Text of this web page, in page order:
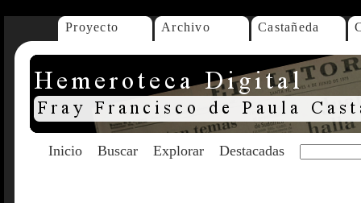
Proyecto Archivo Castañeda
Inicio Buscar Explorar Destacadas